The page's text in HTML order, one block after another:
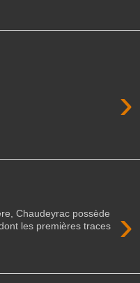
›
›
Chaudeyrac possède
les premières traces